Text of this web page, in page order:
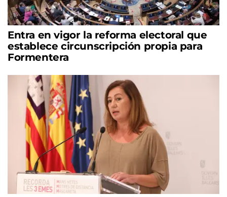
Entra en vigor la reforma electoral que
establece circunscripción propia para
Formentera